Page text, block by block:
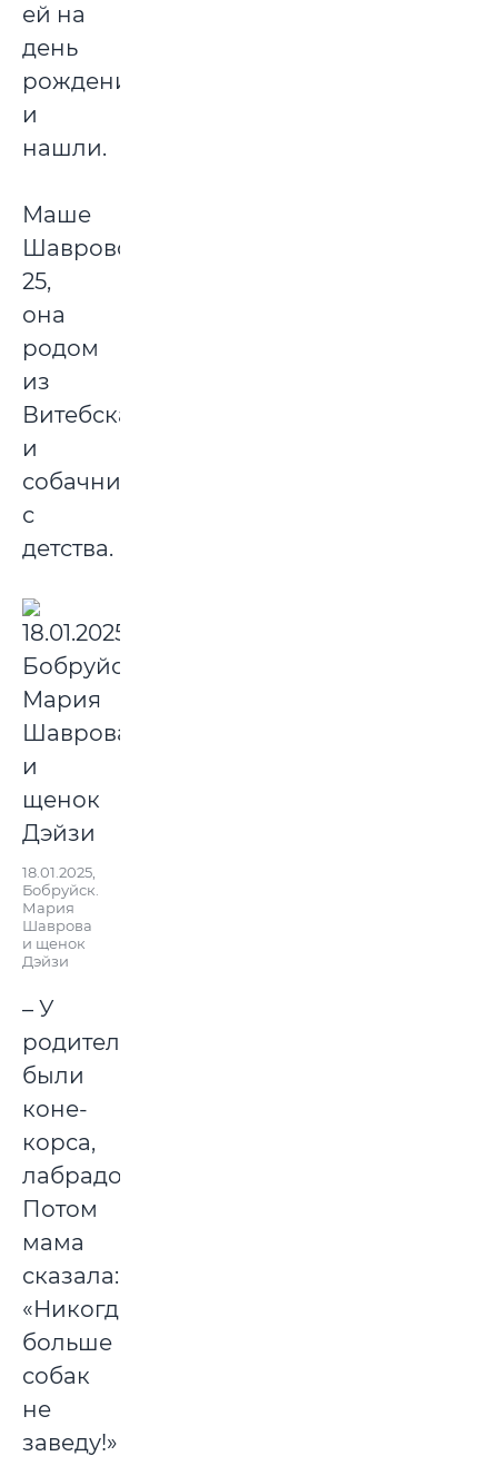
ей на
день
рождения
и
нашли.
Маше
Шавровой
25,
она
родом
из
Витебска
и
собачница
с
детства.
18.01.2025,
Бобруйск.
Мария
Шаврова
и щенок
Дэйзи
– У
родителей
были
коне-
корса,
лабрадор.
Потом
мама
сказала:
«Никогда
больше
собак
не
заведу!»